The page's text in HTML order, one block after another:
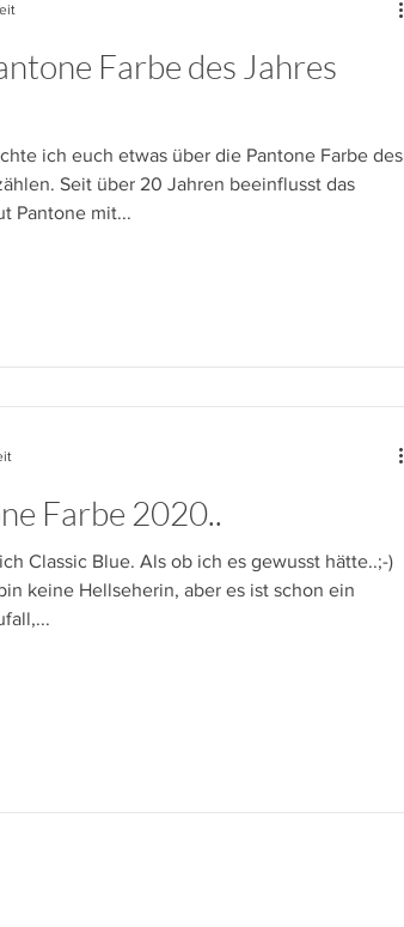
Farbe des Jahres
ich euch etwas über die Pantone Farbe des
Seit über 20 Jahren beeinflusst das
Pantone mit...
Farbe 2020..
Classic Blue. Als ob ich es gewusst hätte..;-)
keine Hellseherin, aber es ist schon ein